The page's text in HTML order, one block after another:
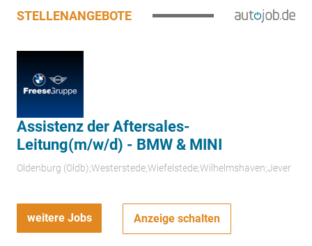
STELLENANGEBOTE
Assistenz der Aftersales-
Leitung(m/w/d) - BMW & MINI
Oldenburg (Oldb);Westerstede;Wiefelstede;Wilhelmshaven;Jever
weitere Jobs Anzeige schalten